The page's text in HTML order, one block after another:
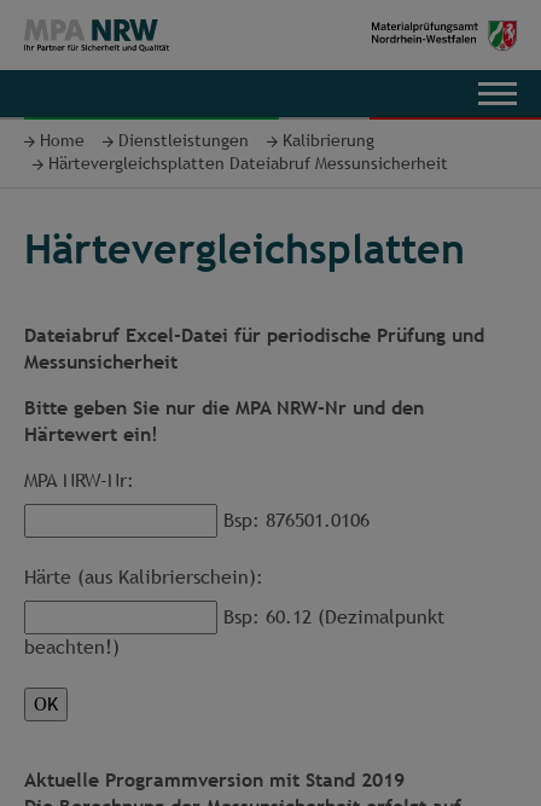
Home Dienstleistungen
Kalibrierung
Härtevergleichsplatten Dateiabruf Messunsicherheit
Härtevergleichsplatten
Dateiabruf Excel-Datei für periodische Prüfung und
Messunsicherheit
Bitte geben Sie nur die MPA NRW-Nr und den
Härtewert ein!
MPA NRW-Nr:
Bsp: 876501.0106
Härte (aus Kalibrierschein):
beachten!)
Aktuelle Programmversion mit Stand 2019